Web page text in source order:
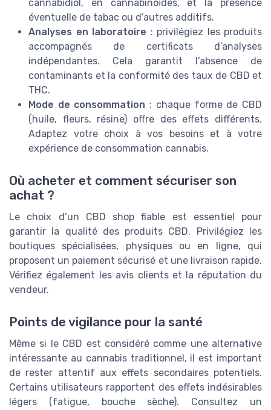
cannabidiol, en cannabinoïdes, et la présence
éventuelle de tabac ou d’autres additifs.
Analyses en laboratoire : privilégiez les produits
accompagnés de certificats d’analyses
indépendantes. Cela garantit l’absence de
contaminants et la conformité des taux de CBD et
THC.
Mode de consommation : chaque forme de CBD
(huile, fleurs, résine) offre des effets différents.
Adaptez votre choix à vos besoins et à votre
expérience de consommation cannabis.
Où acheter et comment sécuriser son
achat ?
Le choix d’un CBD shop fiable est essentiel pour
garantir la qualité des produits CBD. Privilégiez les
boutiques spécialisées, physiques ou en ligne, qui
proposent un paiement sécurisé et une livraison rapide.
Vérifiez également les avis clients et la réputation du
vendeur.
Points de vigilance pour la santé
Même si le CBD est considéré comme une alternative
intéressante au cannabis traditionnel, il est important
de rester attentif aux effets secondaires potentiels.
Certains utilisateurs rapportent des effets indésirables
légers (fatigue, bouche sèche). Consultez un